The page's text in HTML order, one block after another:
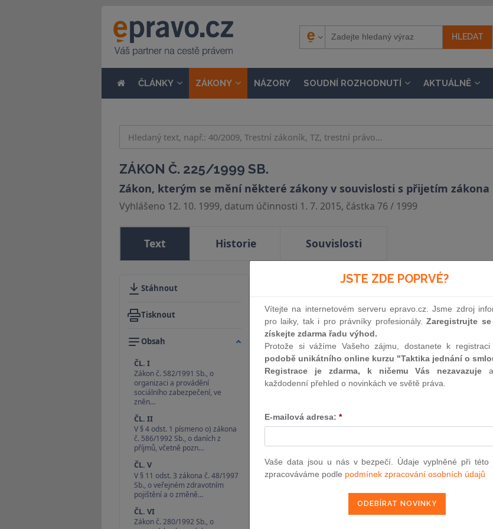
ČLÁNKY ZÁKONY NÁZORY SOUDNÍ ROZHODNUTÍ AKTUÁLNĚ
ZÁKON Č. 225/1999 SB.
Zákon, kterým se mění některé zákony v souvislosti s přijetím zákona
Vyhlášeno 12. 10. 1999, datum účinnosti 1. 7. 2015, částka 76 / 1999
Text Historie Souvislosti
Stáhnout
Tisknout
Obsah
ČL. I
Zákon č. 582/1991 Sb., o
organizaci a provádění
sociálního zabezpečení, ve
zněn…
ČL. II
V § 4 odst. 1 písmeno o) zákona
č. 586/1992 Sb., o daních z
příjmů, včetně pozn…
ČL. V
V § 11 odst. 3 zákona č. 48/1997
Sb., o veřejném zdravotním
pojištění a o změně…
ČL. VI
Zákon č. 280/1992 Sb., o
ZÁKON
ze dne 14. září
kterým se mění některé zákony v
Parlament se usnesl na tomto zákoně
JSTE ZDE POPRVÉ?
Vítejte na internetovém serveru epravo.cz. Jsme zdroj
pro laiky, tak i pro právníky profesionály.Zaregistrujte
získejte zdarma řadu výhod.
Protože si vážíme Vašeho zájmu, dostanete k
podobě unikátního online kurzu "Taktika jednání o
Registrace je zdarma, k ničemu Vás nezavazuje
každodenní přehled o novinkách ve světě práva.
E-mailová adresa: *
Vaše data jsou u nás v bezpečí. Údaje vyplněné při této
zpracováváme podle podmínek zpracování osobních údajů